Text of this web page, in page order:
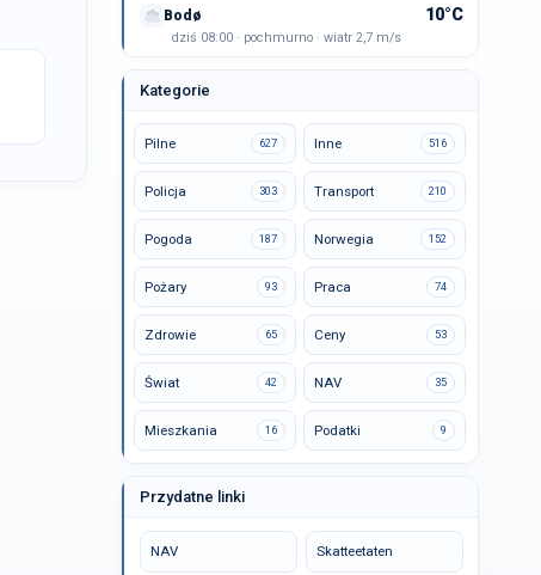
Bodø 10°C
dziś 08:00 · pochmurno · wiatr 2,7 m/s
Kategorie
Pilne 627 Inne 516
Policja 303 Transport 210
Pogoda 187 Norwegia 152
Pożary 93 Praca 74
Zdrowie 65 Ceny 53
Świat 42 NAV 35
Mieszkania 16 Podatki 9
Przydatne linki
NAV Skatteetaten